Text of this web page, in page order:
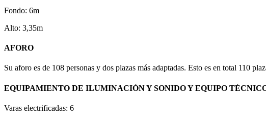
Fondo: 6m
Alto: 3,35m
AFORO
Su aforo es de 108 personas y dos plazas más adaptadas. Esto es en total 110
EQUIPAMIENTO DE ILUMINACIÓN Y SONIDO Y EQUIPO
Varas electrificadas: 6